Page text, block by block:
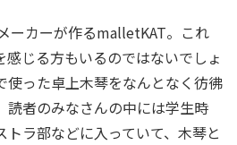
ーカーが作るmalletKAT。これ
じる方もいるのではないでしょ
使った卓上木琴をなんとなく彷彿
読者のみなさんの中には学生時
ラ部などに入っていて、木琴と